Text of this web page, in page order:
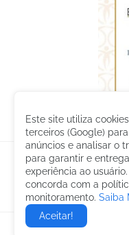
Este site utiliza
terceiros (Google)
anúncios e analisar o
para garantir e
experiência ao
concorda com a
monitoramento. Saiba
Aceitar!